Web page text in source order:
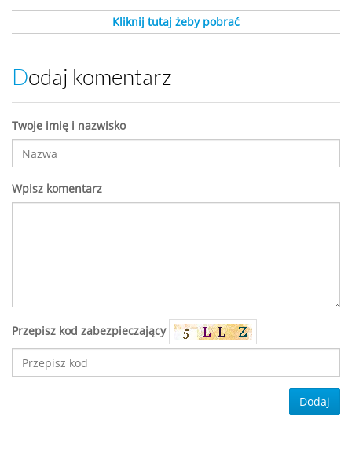
Kliknij tutaj żeby pobrać
Dodaj komentarz
Twoje imię i nazwisko
Wpisz komentarz
Przepisz kod zabezpieczający
Dodaj